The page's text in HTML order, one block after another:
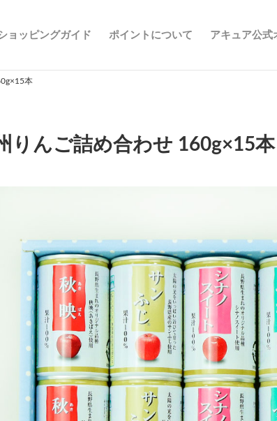
ョッピングガイド ポイントについて アキュア公式
本
りんご詰め合わせ 160g×15本